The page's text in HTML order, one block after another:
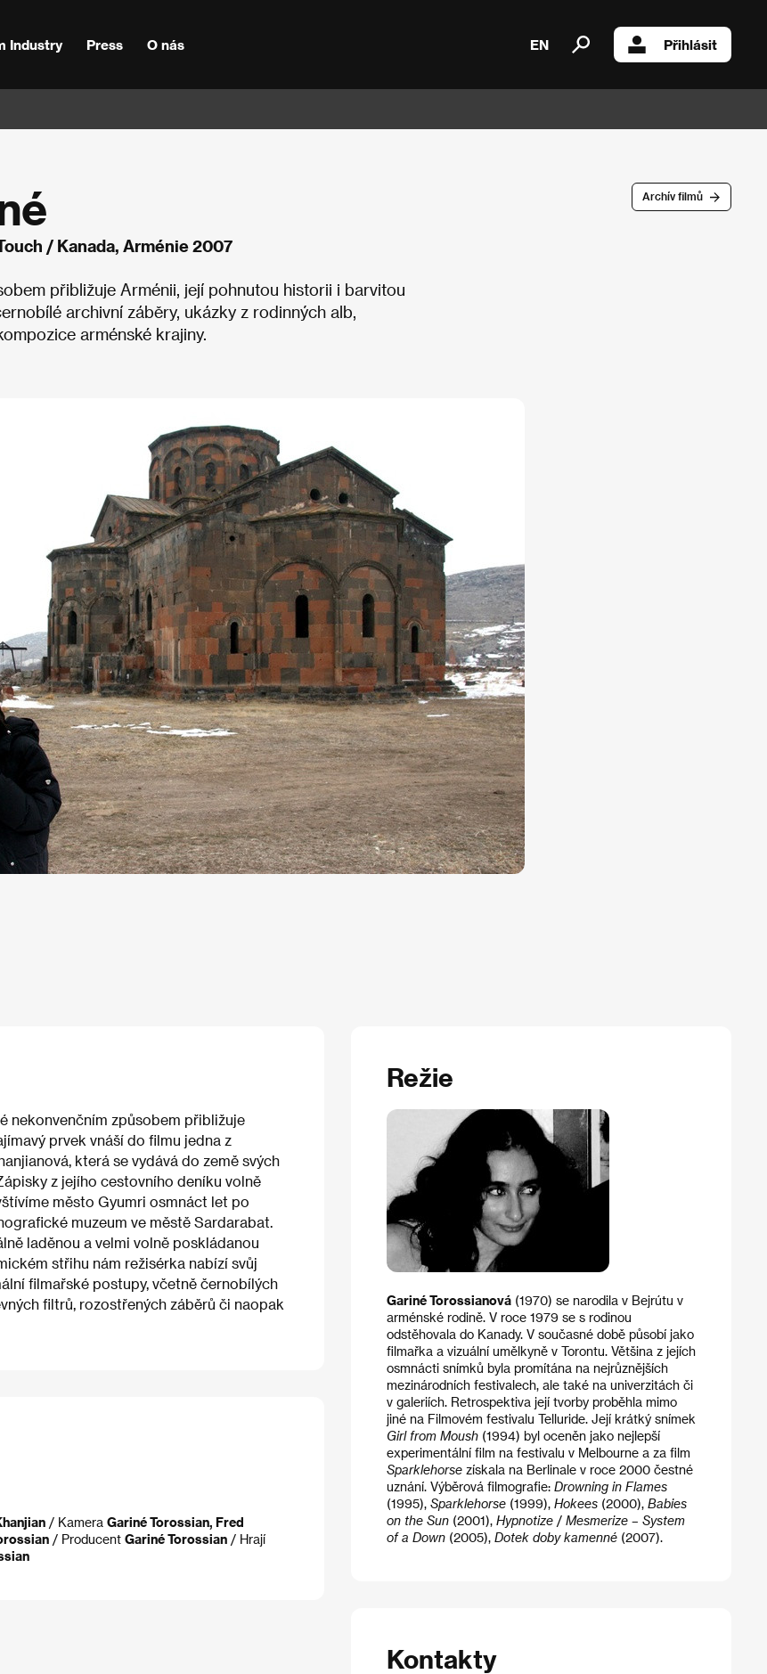
Industry Press O nás EN Přihlásit
Archív filmů
/ Kanada, Arménie 2007
přibližuje Arménii, její pohnutou historii i barvitou
archivní záběry, ukázky z rodinných alb,
arménské krajiny.
nekonvenčním způsobem přibližuje
prvek vnáší do filmu jedna z
která se vydává do země svých
z jejího cestovního deníku volně
město Gyumri osmnáct let po
muzeum ve městě Sardarabat.
laděnou a velmi volně poskládanou
střihu nám režisérka nabízí svůj
filmařské postupy, včetně černobílých
filtrů, rozostřených záběrů či naopak
/ Kamera Gariné Torossian, Fred
/ Producent Gariné Torossian / Hrají
Režie
Gariné Torossianová(1970) se narodila v Bejrútu v
arménské rodině. V roce 1979 se s rodinou
odstěhovala do Kanady. V současné době působí jako
filmařka a vizuální umělkyně v Torontu. Většina z jejích
osmnácti snímků byla promítána na nejrůznějších
mezinárodních festivalech, ale také na univerzitách či
v galeriích. Retrospektiva její tvorby proběhla mimo
jiné na Filmovém festivalu Telluride. Její krátký snímek
Girl from Moush(1994) byl oceněn jako nejlepší
experimentální film na festivalu v Melbourne a za film
Sparklehorsezískala na Berlinale v roce 2000 čestné
uznání. Výběrová filmografie: Drowning in Flames
(1995), Sparklehorse(1999), Hokees(2000), Babies
on the Sun(2001), Hypnotize/ Mesmerize – System
of a Down(2005), Dotek doby kamenné(2007).
Kontakty